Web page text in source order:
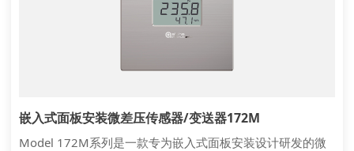
嵌入式面板安装微差压传感器/变送器172M
Model 172M系列是一款专为嵌入式面板安装设计研发的微